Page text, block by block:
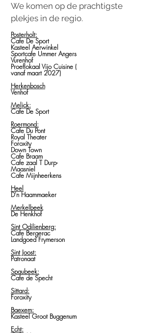
We komen op de prachtigste
plekjes in de regio.
Posterholt:
Cafe De Sport
Kasteel Aerwinkel
Sportcafe Ummer Angers
Vurenhof
Proeflokaal Vijo Cuisine (
vanaf maart 2027)
Herkenbosch
Venhof
Melick:
Cafe De Sport
Roermond:
Cafe Du Pont
Royal Theater
Foroxity
Down Town
Cafe Braam
Cafe zaal T Durp-
Maasniel
Cafe Mijnheerkens
Heel
D'n Haammaeker
Merkelbeek
De Henkhof
Sint Odilienberg:
Cafe Bergerac
Landgoed Frymerson
Sint Joost:
Patronaat
Spaubeek:
Cafe de Specht
Sittard:
Foroxity
Baexem:
Kasteel Groot Buggenum
Echt: